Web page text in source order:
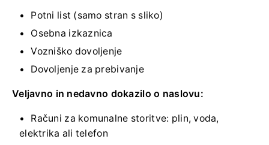
Potni list (samo stran s sliko)
Osebna izkaznica
Vozniško dovoljenje
Dovoljenje za prebivanje
Veljavno in nedavno dokazilo o naslovu:
Računi za komunalne storitve: plin, voda,
elektrika ali telefon